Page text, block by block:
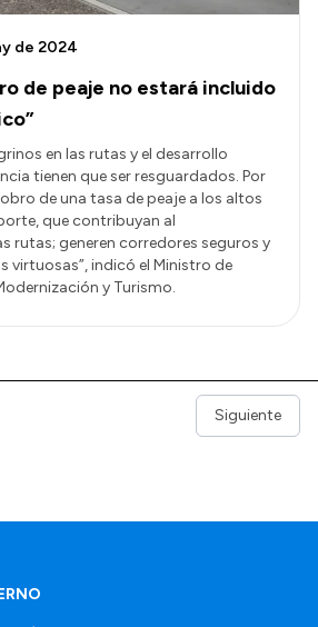
de peaje no estará incluido
de 2024
en las rutas y el desarrollo
tienen que ser resguardados. Por
de una tasa de peaje a los altos
que contribuyan al
rutas; generen corredores seguros y
virtuosas”, indicó el Ministro de
y Turismo.
Siguiente